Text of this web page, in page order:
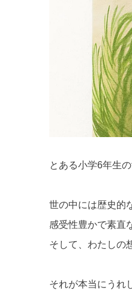
とある小学6年生
世の中には歴史的
感受性豊かで素直
そして、わたしの
それが本当にうれ